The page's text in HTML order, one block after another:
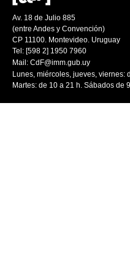
Av. 18 de Julio 885
(entre Andes y Convención)
CP 11100. Montevideo. Uruguay
Tel: [598 2] 1950 7960
Mail: CdF@imm.gub.uy
Lunes, miércoles, jueves, viernes:
Martes: de 10 a 21 h. Sábados de